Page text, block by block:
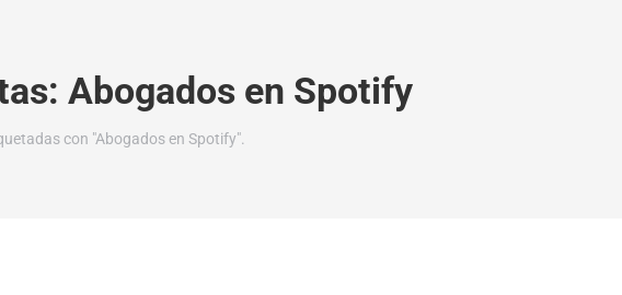
Abogados en Spotify
con "Abogados en Spotify".